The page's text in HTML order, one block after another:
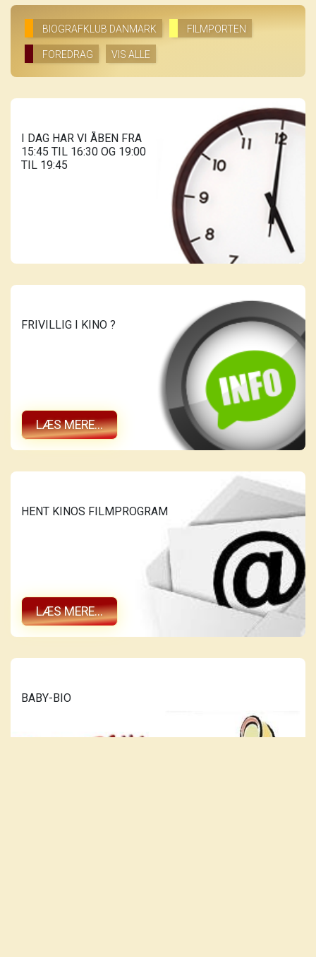
BIOGRAFKLUB DANMARK FILMPORTEN
FOREDRAG VIS ALLE
I DAG HAR VI ÅBEN FRA
15:45 TIL 16:30 OG 19:00
TIL 19:45
FRIVILLIG I KINO ?
LÆS MERE...
HENT KINOS FILMPROGRAM
LÆS MERE...
BABY-BIO